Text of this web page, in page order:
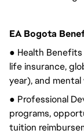
EA Bogota
● Health
life insurance,
year), and mental
● Professional
programs,
tuition